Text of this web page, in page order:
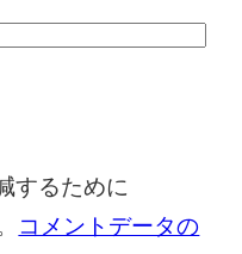
するために
コメントデータの